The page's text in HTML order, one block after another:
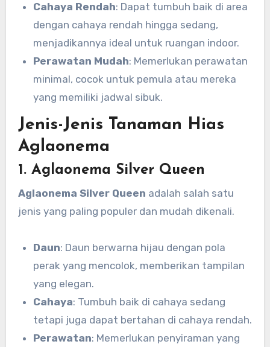
Cahaya Rendah: Dapat tumbuh baik di area
dengan cahaya rendah hingga sedang,
menjadikannya ideal untuk ruangan indoor.
Perawatan Mudah: Memerlukan perawatan
minimal, cocok untuk pemula atau mereka
yang memiliki jadwal sibuk.
Jenis-Jenis Tanaman Hias
Aglaonema
1. Aglaonema Silver Queen
Aglaonema Silver Queen adalah salah satu
jenis yang paling populer dan mudah dikenali.
Daun: Daun berwarna hijau dengan pola
perak yang mencolok, memberikan tampilan
yang elegan.
Cahaya: Tumbuh baik di cahaya sedang
tetapi juga dapat bertahan di cahaya rendah.
Perawatan: Memerlukan penyiraman yang